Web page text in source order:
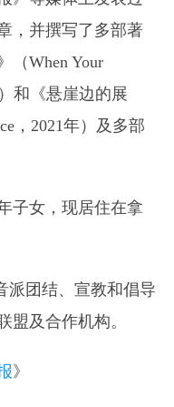
，并撰写了多部著
（When Your
和《悬崖边的展
，2021年）及多部
子女，现居住在拿
派团结、宣教和倡导
盟及合作机构。
》